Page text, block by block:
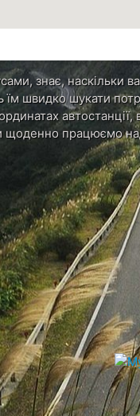
знає, наскільки
швидко шукати
працюємо